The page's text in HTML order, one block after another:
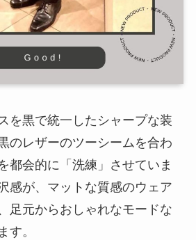
を黒で統一したシャープな装
のレザーのツーシームを合わ
都会的に「洗練」させていま
感が、マットな質感のウェア
足元からおしゃれなモードな
す。